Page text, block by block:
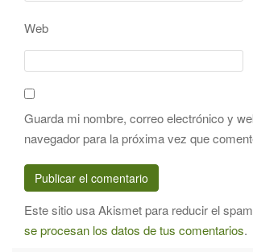
Web
Guarda mi nombre, correo electrónico y
navegador para la próxima vez que
Este sitio usa Akismet para reducir el
se procesan los datos de tus comentarios.